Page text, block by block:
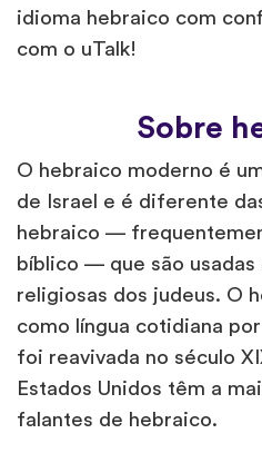
idioma hebraico com
com o uTalk!
Sobre
O hebraico moderno é
de Israel e é diferente
hebraico —
bíblico — que são
religiosas dos judeus. O
como língua cotidiana
foi reavivada no século
Estados Unidos têm a
falantes de hebraico.